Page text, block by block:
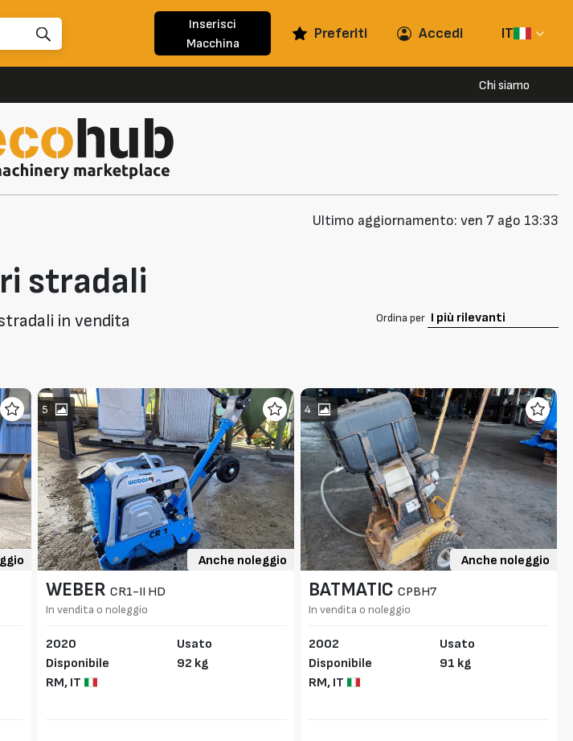
Inserisci
Macchina
Preferiti Accedi IT
Chi siamo
Ultimo aggiornamento: ven 7 ago 13:33
stradali
in vendita Ordina per
5
Anche noleggio
WEBER CR1-II HD
In vendita o noleggio
2020
Disponibile
RM, IT
Usato
92 kg
4
Anche noleggio
BATMATIC CPBH7
In vendita o noleggio
2002
Disponibile
RM, IT
Usato
91 kg